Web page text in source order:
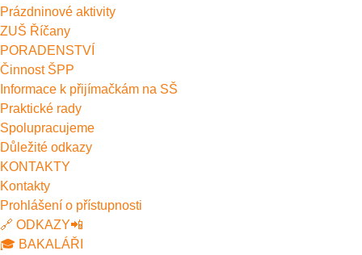
Prázdninové aktivity
ZUŠ Říčany
PORADENSTVÍ
Činnost ŠPP
Informace k přijímačkám na SŠ
Praktické rady
Spolupracujeme
Důležité odkazy
KONTAKTY
Kontakty
Prohlášení o přístupnosti
🔗 ODKAZY📲
🎓 BAKALÁŘI